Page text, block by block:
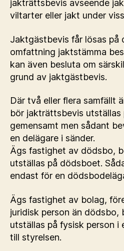
jakträttsbevis avseende
viltarter eller jakt under
Jaktgästbevis får lösas på
omfattning jaktstämma
kan även besluta om
grund av jaktgästbevis.
Där två eller flera samfällt
bör jakträttsbevis utställas
gemensamt men sådant
en delägare i sänder.
Ägs fastighet av dödsbo,
utställas på dödsboet.
endast för en
Ägs fastighet av bolag,
juridisk person än
utställas på fysisk person i
till styrelsen.